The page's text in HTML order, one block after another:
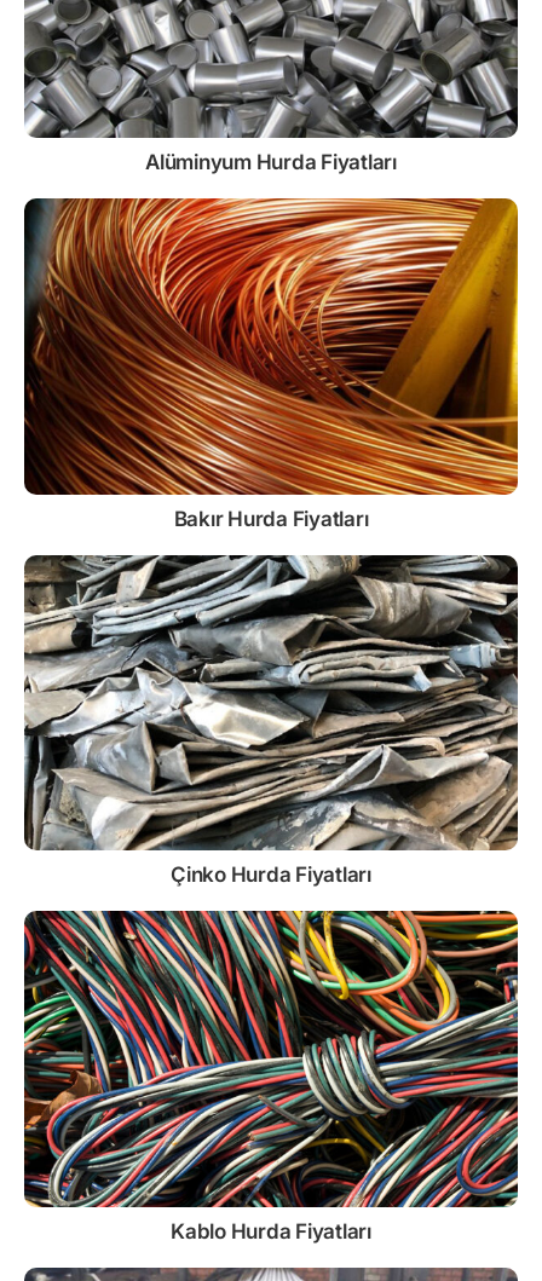
Alüminyum Hurda Fiyatları
Bakır Hurda Fiyatları
Çinko Hurda Fiyatları
Kablo Hurda Fiyatları